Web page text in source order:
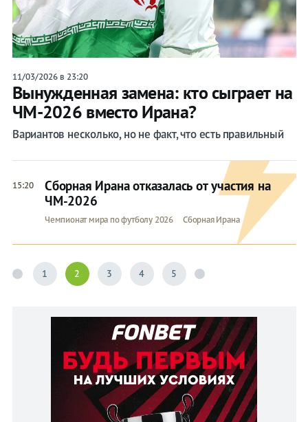
11/03/2026 в 23:20
Вынужденная замена: кто сыграет на
ЧМ-2026 вместо Ирана?
Вариантов несколько, но не факт, что есть правильный
15:20
Сборная Ирана отказалась от участия на
ЧМ-2026
Чемпионат мира по футболу 2026 Сборная Ирана
1 2 3 4 5